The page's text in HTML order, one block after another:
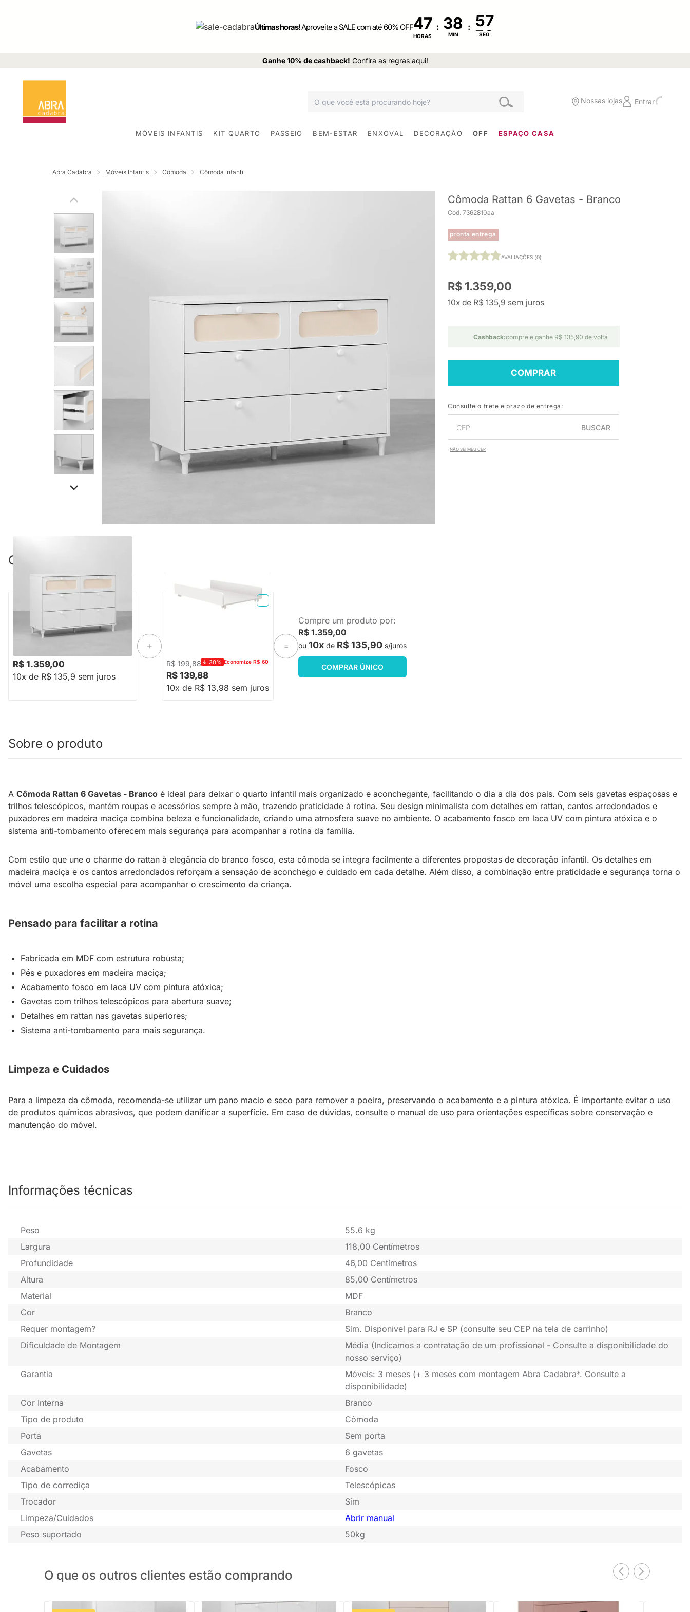
Últimas horas!Aproveite a SALE com até 60% OFF47
HORAS
:
MIN
:
SEG
Ganhe 10% de cashback! Confira as regras aqui!
Nossas lojas Entrar
MÓVEIS INFANTIS KIT QUARTO PASSEIO BEM-ESTAR ENXOVAL DECORAÇÃO OFF ESPAÇO CASA
Abra Cadabra Móveis Infantis Cômoda Cômoda Infantil
Cômoda Rattan 6 Gavetas - Branco
Cod. 7362810aa
pronta entrega
AVALIAÇÕES (0)
R$ 1.359,00
10x de R$ 135,9 sem juros
Cashback:compre e ganhe R$ 135,90 de volta
COMPRAR
Consulte o frete e prazo de entrega:
BUSCAR
NÃO SEI MEU CEP
Combinação perfeita
PRONTA ENTREGA
Cômoda Rattan 6 Gavetas - Branco
R$ 1.359,00
10x de R$ 135,9 sem juros
PRONTA ENTREGA
R$ 199,88 -30% Economize R$ 60
R$ 139,88
10x de R$ 13,98 sem juros
=
Compre um produto por:
R$ 1.359,00
ou 10x de R$ 135,90 s/juros
COMPRAR ÚNICO
Sobre o produto
A Cômoda Rattan 6 Gavetas - Branco é ideal para deixar o quarto infantil mais organizado e aconchegante, facilitando o dia a dia dos pais. Com seis gavetas espaçosas e
trilhos telescópicos, mantém roupas e acessórios sempre à mão, trazendo praticidade à rotina. Seu design minimalista com detalhes em rattan, cantos arredondados e
puxadores em madeira maciça combina beleza e funcionalidade, criando uma atmosfera suave no ambiente. O acabamento fosco em laca UV com pintura atóxica e o
sistema anti-tombamento oferecem mais segurança para acompanhar a rotina da família.
Com estilo que une o charme do rattan à elegância do branco fosco, esta cômoda se integra facilmente a diferentes propostas de decoração infantil. Os detalhes em
madeira maciça e os cantos arredondados reforçam a sensação de aconchego e cuidado em cada detalhe. Além disso, a combinação entre praticidade e segurança torna o
móvel uma escolha especial para acompanhar o crescimento da criança.
Pensado para facilitar a rotina
Fabricada em MDF com estrutura robusta;
Pés e puxadores em madeira maciça;
Acabamento fosco em laca UV com pintura atóxica;
Gavetas com trilhos telescópicos para abertura suave;
Detalhes em rattan nas gavetas superiores;
Sistema anti-tombamento para mais segurança.
Limpeza e Cuidados
Para a limpeza da cômoda, recomenda-se utilizar um pano macio e seco para remover a poeira, preservando o acabamento e a pintura atóxica. É importante evitar o uso
de produtos químicos abrasivos, que podem danificar a superfície. Em caso de dúvidas, consulte o manual de uso para orientações específicas sobre conservação e
manutenção do móvel.
Informações técnicas
Peso
55.6 kg
Largura
118,00 Centímetros
Profundidade
46,00 Centímetros
Altura
85,00 Centímetros
Material
MDF
Cor
Branco
Requer montagem?
Sim. Disponível para RJ e SP (consulte seu CEP na tela de carrinho)
Dificuldade de Montagem
Média (Indicamos a contratação de um profissional - Consulte a disponibilidade do
nosso serviço)
Garantia
Móveis: 3 meses (+ 3 meses com montagem Abra Cadabra*. Consulte a
disponibilidade)
Cor Interna
Branco
Tipo de produto
Cômoda
Porta
Sem porta
Gavetas
6 gavetas
Acabamento
Fosco
Tipo de corrediça
Telescópicas
Trocador
Sim
Limpeza/Cuidados
Abrir manual
Peso suportado
50kg
O que os outros clientes estão comprando